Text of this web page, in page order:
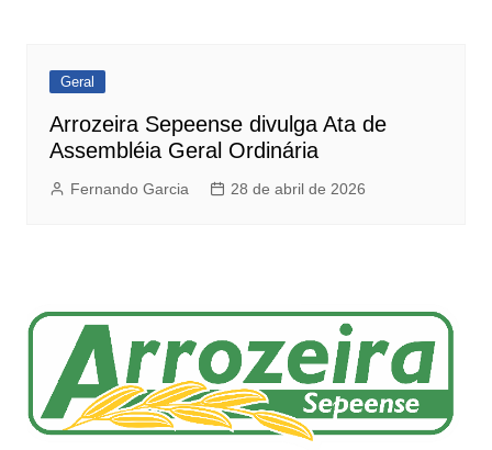
Geral
Arrozeira Sepeense divulga Ata de
Assembléia Geral Ordinária
Fernando Garcia 28 de abril de 2026